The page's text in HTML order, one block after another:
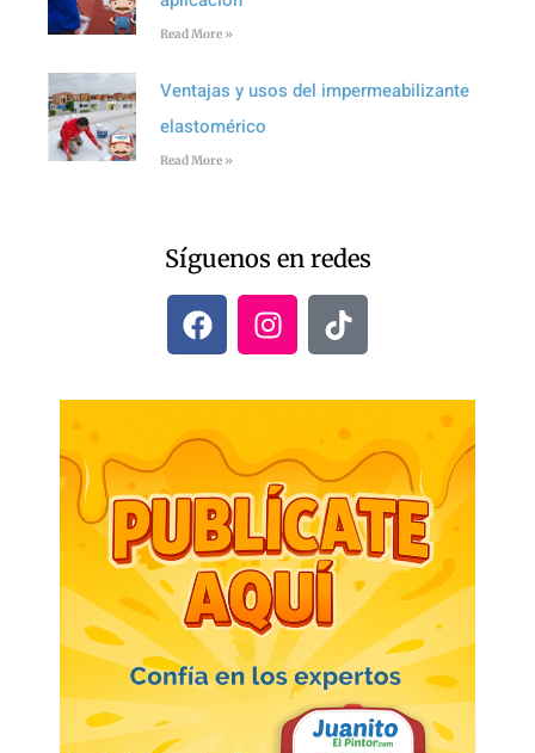
Read More »
Ventajas y usos del impermeabilizante
elastomérico
Read More »
Síguenos en redes